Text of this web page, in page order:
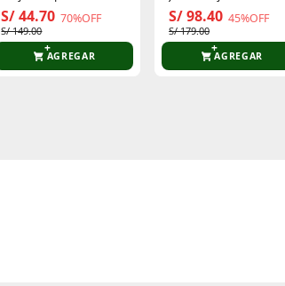
S/ 44.70 70%OFF
S/ 149.00
AGREGAR
Irlanda
S/ 98.40 45%OFF
S/ 179.00
AGREGAR